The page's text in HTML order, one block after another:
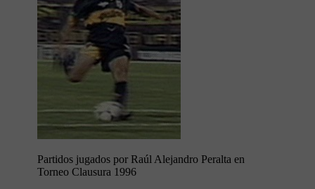
Partidos jugados por Raúl Alejandro Peralta en
Torneo Clausura 1996